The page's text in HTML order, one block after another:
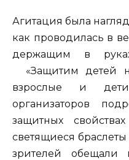
Агитация была
как проводилась в
держащим в
«Защитим детей
взрослые и
организаторов
защитных
светящиеся
зрителей обещали